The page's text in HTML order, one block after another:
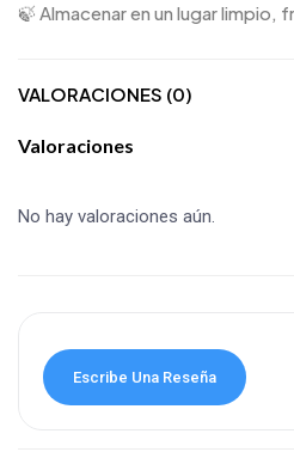
🍃 Almacenar en un lugar limpio,
VALORACIONES (0)
Valoraciones
No hay valoraciones aún.
Escribe Una Reseña